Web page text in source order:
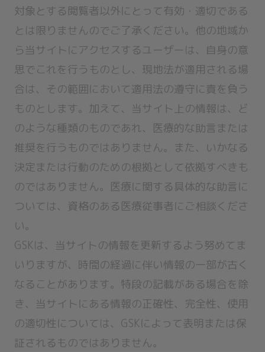
対象とする閲覧者以外にとって有効・適切である
とは限りませんのでご了承ください。他の地域か
ら当サイトにアクセスするユーザーは、自身の意
思でこれを行うものとし、現地法が適用される場
合は、その範囲において適用法の遵守に責を負う
ものとします。加えて、当サイト上の情報は、ど
のような種類のものであれ、医療的な助言または
推奨を行うものではありません。また、いかなる
決定または行動のための根拠として依拠すべきも
のではありません。医療に関する具体的な助言に
ついては、資格のある医療従事者にご相談くださ
い。
GSKは、当サイトの情報を更新するよう努めてま
いりますが、時間の経過に伴い情報の一部が古く
なることがあります。特段の記載がある場合を除
き、当サイトにある情報の正確性、完全性、使用
の適切性については、GSKによって表明または保
証されるものではありません。